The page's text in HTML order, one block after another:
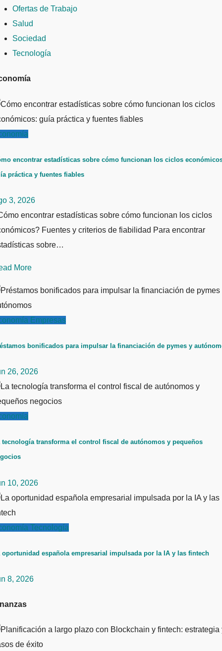
Ofertas de Trabajo
Salud
Sociedad
Tecnología
encontrar estadísticas sobre cómo funcionan los ciclos
práctica y fuentes fiables
3, 2026
encontrar estadísticas sobre cómo funcionan los ciclos
Fuentes y criterios de fiabilidad Para encontrar
sobre…
More
Empresas
bonificados para impulsar la financiación de pymes y
26, 2026
tecnología transforma el control fiscal de autónomos y pequeños
10, 2026
Tecnología
oportunidad española empresarial impulsada por la IA y las fintech
8, 2026